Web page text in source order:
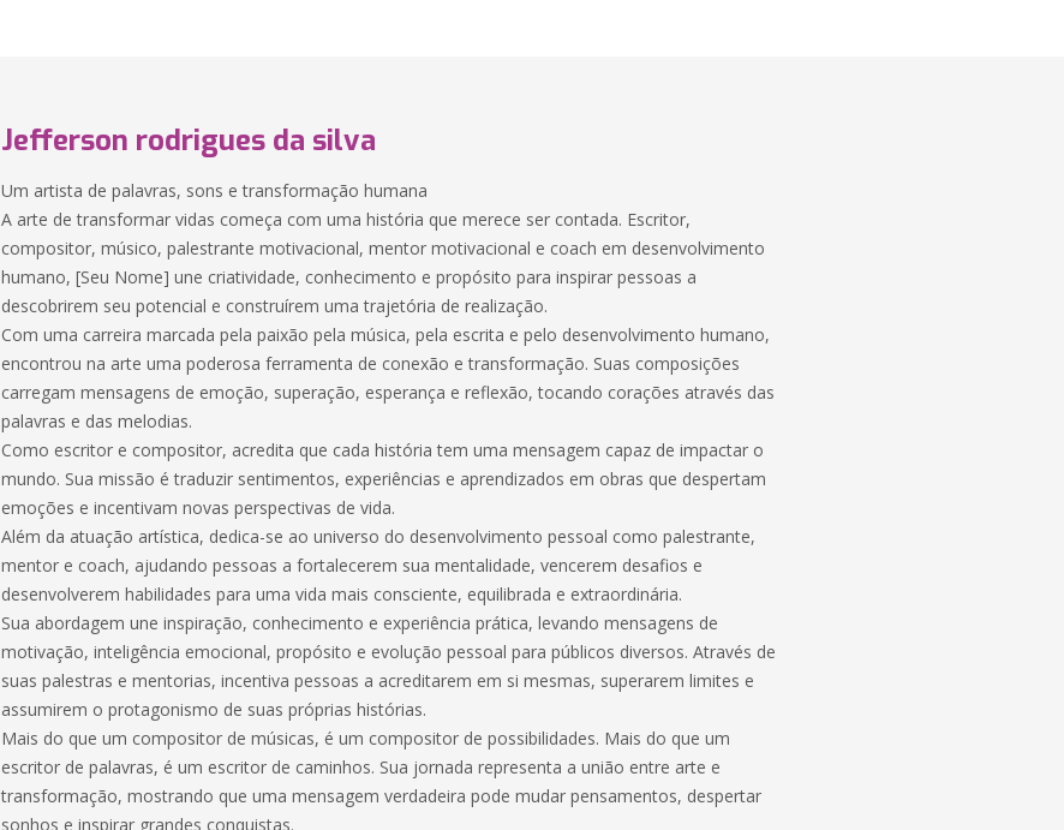
Jefferson rodrigues da silva
Um artista de palavras, sons e transformação humana
A arte de transformar vidas começa com uma história que merece ser contada. Escritor,
compositor, músico, palestrante motivacional, mentor motivacional e coach em desenvolvimento
humano, [Seu Nome] une criatividade, conhecimento e propósito para inspirar pessoas a
descobrirem seu potencial e construírem uma trajetória de realização.
Com uma carreira marcada pela paixão pela música, pela escrita e pelo desenvolvimento humano,
encontrou na arte uma poderosa ferramenta de conexão e transformação. Suas composições
carregam mensagens de emoção, superação, esperança e reflexão, tocando corações através das
palavras e das melodias.
Como escritor e compositor, acredita que cada história tem uma mensagem capaz de impactar o
mundo. Sua missão é traduzir sentimentos, experiências e aprendizados em obras que despertam
emoções e incentivam novas perspectivas de vida.
Além da atuação artística, dedica-se ao universo do desenvolvimento pessoal como palestrante,
mentor e coach, ajudando pessoas a fortalecerem sua mentalidade, vencerem desafios e
desenvolverem habilidades para uma vida mais consciente, equilibrada e extraordinária.
Sua abordagem une inspiração, conhecimento e experiência prática, levando mensagens de
motivação, inteligência emocional, propósito e evolução pessoal para públicos diversos. Através de
suas palestras e mentorias, incentiva pessoas a acreditarem em si mesmas, superarem limites e
assumirem o protagonismo de suas próprias histórias.
Mais do que um compositor de músicas, é um compositor de possibilidades. Mais do que um
escritor de palavras, é um escritor de caminhos. Sua jornada representa a união entre arte e
transformação, mostrando que uma mensagem verdadeira pode mudar pensamentos, despertar
sonhos e inspirar grandes conquistas.